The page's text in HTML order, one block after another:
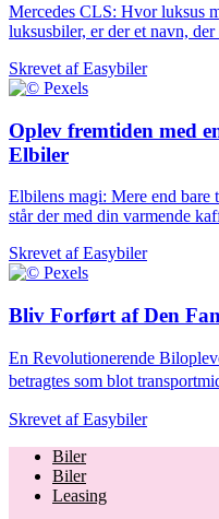
Mercedes CLS: Hvor luksus
luksusbiler, er der et navn, der
Skrevet afEasybiler
Oplev fremtiden med
Elbiler
Elbilens magi: Mere end bare
står der med din varmende
Skrevet afEasybiler
Bliv Forført af Den
En Revolutionerende
betragtes som blot
Skrevet afEasybiler
Biler
Biler
Leasing